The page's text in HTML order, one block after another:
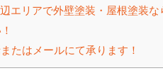
エリアで外壁塗装・屋根塗装
たはメールにて承ります！